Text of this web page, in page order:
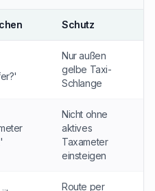
Schutz
Nur außen
gelbe Taxi-
Schlange
Nicht ohne
aktives
Taxameter
einsteigen
Route per